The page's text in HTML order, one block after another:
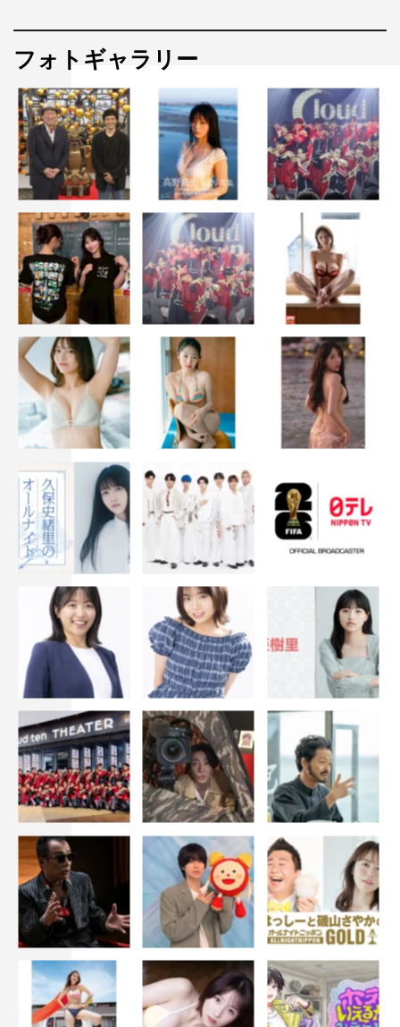
フォトギャラリー